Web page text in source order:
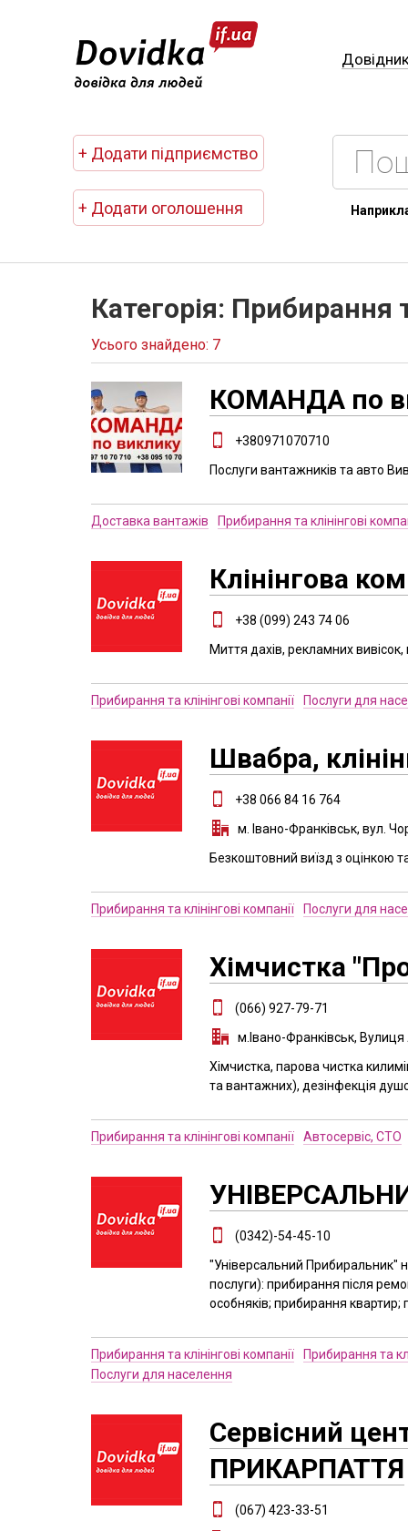
+ Додати підприємство
+ Додати оголошення
Категорія: Прибирання
Усього знайдено: 7
КОМАНДА по
+380971070710
Послуги вантажників та авто
Доставка вантажів Прибирання та клінінгові
Клінінгова
+38 (099) 243 74 06
Миття дахів, рекламних
Прибирання та клінінгові компанії Послуги для
Швабра,
+38 066 84 16 764
м. Івано-Франківськ, вул.
Безкоштовний виїзд з оцінкою
Прибирання та клінінгові компанії Послуги для
Хімчистка
(066) 927-79-71
м.Івано-Франківськ,
Хімчистка, парова чистка
та вантажних), дезінфекція
Прибирання та клінінгові компанії Автосервіс, СТО
(0342)-54-45-10
"Універсальний Прибиральник"
послуги): прибирання після
особняків; прибирання квартир;
Прибирання та клінінгові компанії
Прибирання та
Послуги для населення
Сервісний
ПРИКАРПАТТЯ
(067) 423-33-51